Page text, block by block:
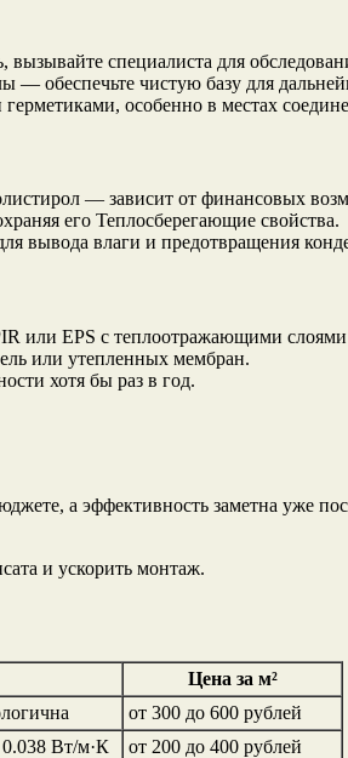
специалиста для
— обеспечьте чистую базу для
особенно в местах
— зависит от финансовых
его Теплосберегающие свойства.
вывода влаги и предотвращения
или EPS с теплоотражающими
или утепленных мембран.
хотя бы раз в год.
а эффективность заметна уже
и ускорить монтаж.
Цена за м²
от 300 до 600 рублей
Вт/м·К
от 200 до 400 рублей